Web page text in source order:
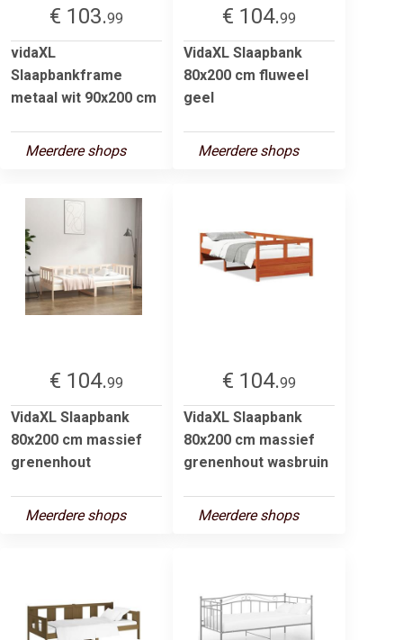
€ 103.99
vidaXL
Slaapbankframe
metaal wit 90x200 cm
Meerdere shops
€ 104.99
VidaXL Slaapbank
80x200 cm fluweel
geel
Meerdere shops
€ 104.99
VidaXL Slaapbank
80x200 cm massief
grenenhout
Meerdere shops
€ 104.99
VidaXL Slaapbank
80x200 cm massief
grenenhout wasbruin
Meerdere shops